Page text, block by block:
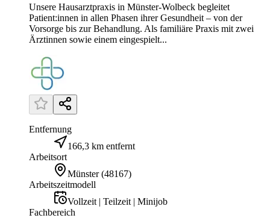
Unsere Hausarztpraxis in Münster-Wolbeck begleitet
Patient:innen in allen Phasen ihrer Gesundheit – von der
Vorsorge bis zur Behandlung. Als familiäre Praxis mit zwei
Ärztinnen sowie einem eingespielt...
Entfernung
166,3 km entfernt
Arbeitsort
Münster (48167)
Arbeitszeitmodell
Vollzeit | Teilzeit | Minijob
Fachbereich